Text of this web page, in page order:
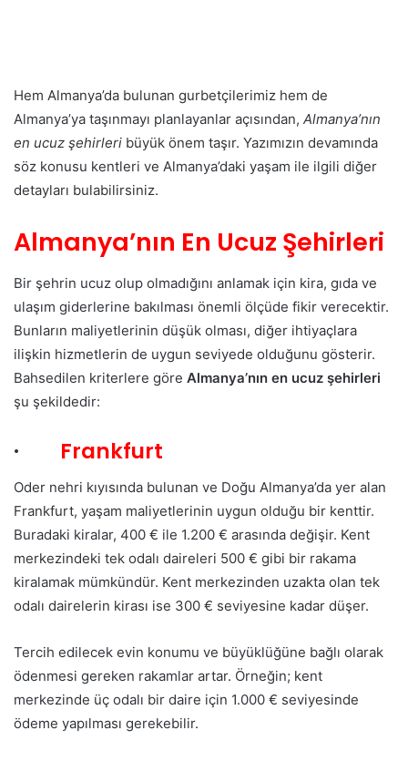
Hem Almanya’da bulunan gurbetçilerimiz hem de
Almanya’ya taşınmayı planlayanlar açısından, Almanya’nın
en ucuz şehirleri büyük önem taşır. Yazımızın devamında
söz konusu kentleri ve Almanya’daki yaşam ile ilgili diğer
detayları bulabilirsiniz.
Almanya’nın En Ucuz Şehirleri
Bir şehrin ucuz olup olmadığını anlamak için kira, gıda ve
ulaşım giderlerine bakılması önemli ölçüde fikir verecektir.
Bunların maliyetlerinin düşük olması, diğer ihtiyaçlara
ilişkin hizmetlerin de uygun seviyede olduğunu gösterir.
Bahsedilen kriterlere göre Almanya’nın en ucuz şehirleri
şu şekildedir:
· Frankfurt
Oder nehri kıyısında bulunan ve Doğu Almanya’da yer alan
Frankfurt, yaşam maliyetlerinin uygun olduğu bir kenttir.
Buradaki kiralar, 400 € ile 1.200 € arasında değişir. Kent
merkezindeki tek odalı daireleri 500 € gibi bir rakama
kiralamak mümkündür. Kent merkezinden uzakta olan tek
odalı dairelerin kirası ise 300 € seviyesine kadar düşer.
Tercih edilecek evin konumu ve büyüklüğüne bağlı olarak
ödenmesi gereken rakamlar artar. Örneğin; kent
merkezinde üç odalı bir daire için 1.000 € seviyesinde
ödeme yapılması gerekebilir.